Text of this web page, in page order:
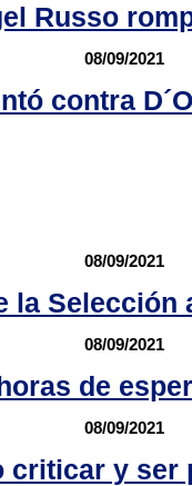
Russo
08/09/2021
contra
08/09/2021
la
08/09/2021
de
08/09/2021
criticar y ser